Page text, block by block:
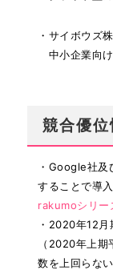
・サイボウズ
中小企業向け
競合優位
・Google社
することで導
rakumoシリー
・2020年12
（2020年上
数を上回らな